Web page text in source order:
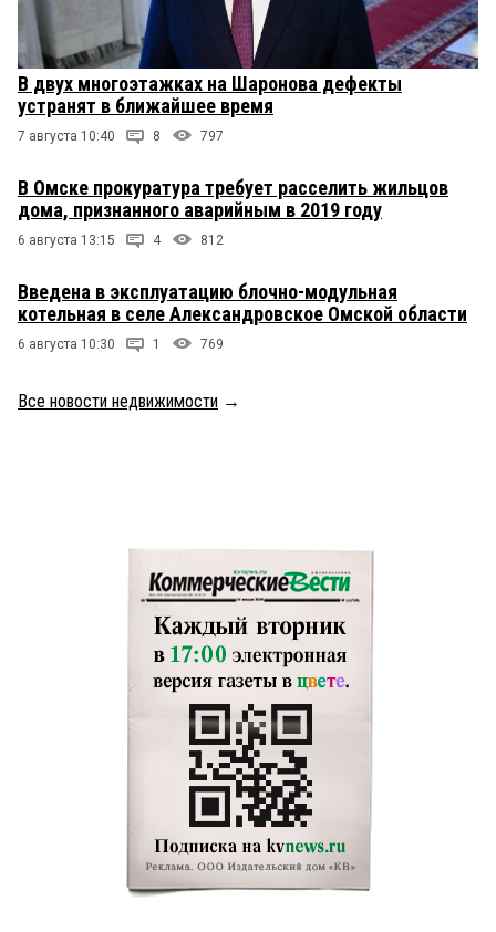
В двух многоэтажках на Шаронова дефекты
устранят в ближайшее время
7 августа 10:40 8 797
В Омске прокуратура требует расселить жильцов
дома, признанного аварийным в 2019 году
6 августа 13:15 4 812
Введена в эксплуатацию блочно-модульная
котельная в селе Александровское Омской области
6 августа 10:30 1 769
Все новости недвижимости →